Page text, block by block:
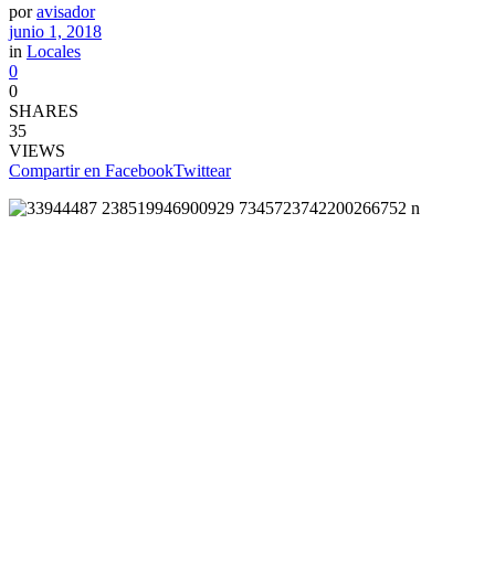
por avisador
junio 1, 2018
in Locales
0
0
SHARES
35
VIEWS
Compartir en FacebookTwittear